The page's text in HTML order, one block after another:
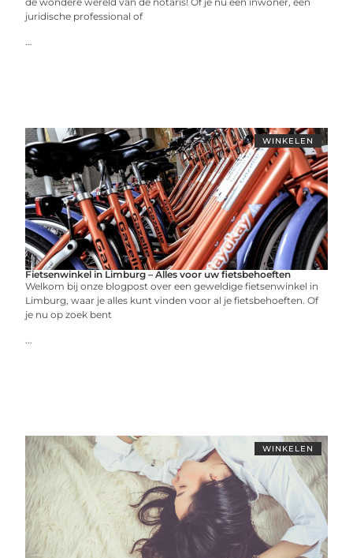
juridische professional of
...
WINKELEN
Fietsenwinkel in Limburg – Alles voor uw fietsbehoeften
Welkom bij onze blogpost over een geweldige fietsenwinkel in
Limburg, waar je alles kunt vinden voor al je fietsbehoeften. Of
je nu op zoek bent
...
WINKELEN